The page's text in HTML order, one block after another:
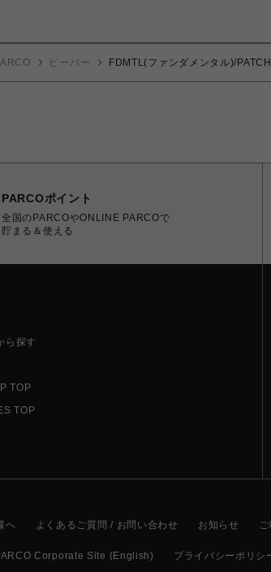
ビーバー FDMTL(ファンダメンタル)/
PARCOポイント
全国のPARCOやONLINE PARCOで
貯まる＆使える
ら探す
TOP
TOP
へ よくあるご質問 / お問い合わせ お知らせ
Corporate Site (English) プライバシーポリシ